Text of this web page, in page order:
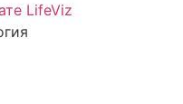
LifeViz